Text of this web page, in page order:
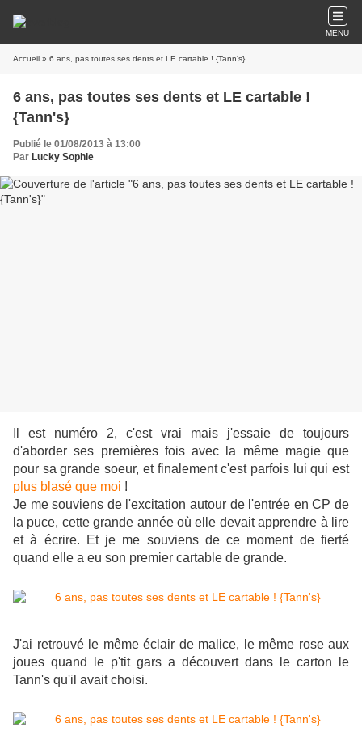
MENU
Accueil » 6 ans, pas toutes ses dents et LE cartable ! {Tann's}
6 ans, pas toutes ses dents et LE cartable !
{Tann's}
Publié le 01/08/2013 à 13:00
Par Lucky Sophie
Il est numéro 2, c'est vrai mais j'essaie de toujours
d'aborder ses premières fois avec la même magie que
pour sa grande soeur, et finalement c'est parfois lui qui est
plus blasé que moi !
Je me souviens de l'excitation autour de l'entrée en CP de
la puce, cette grande année où elle devait apprendre à lire
et à écrire. Et je me souviens de ce moment de fierté
quand elle a eu son premier cartable de grande.
J'ai retrouvé le même éclair de malice, le même rose aux
joues quand le p'tit gars a découvert dans le carton le
Tann's qu'il avait choisi.